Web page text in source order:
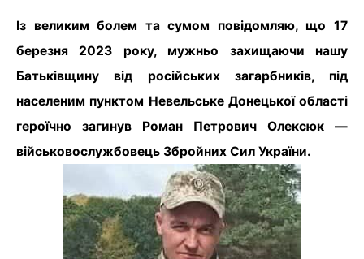
Із великим болем та сумом повідомляю, що 17
березня 2023 року, мужньо захищаючи нашу
Батьківщину від російських загарбників, під
населеним пунктом Невельське Донецької області
героїчно загинув Роман Петрович Олексюк —
військовослужбовець Збройних Сил України.